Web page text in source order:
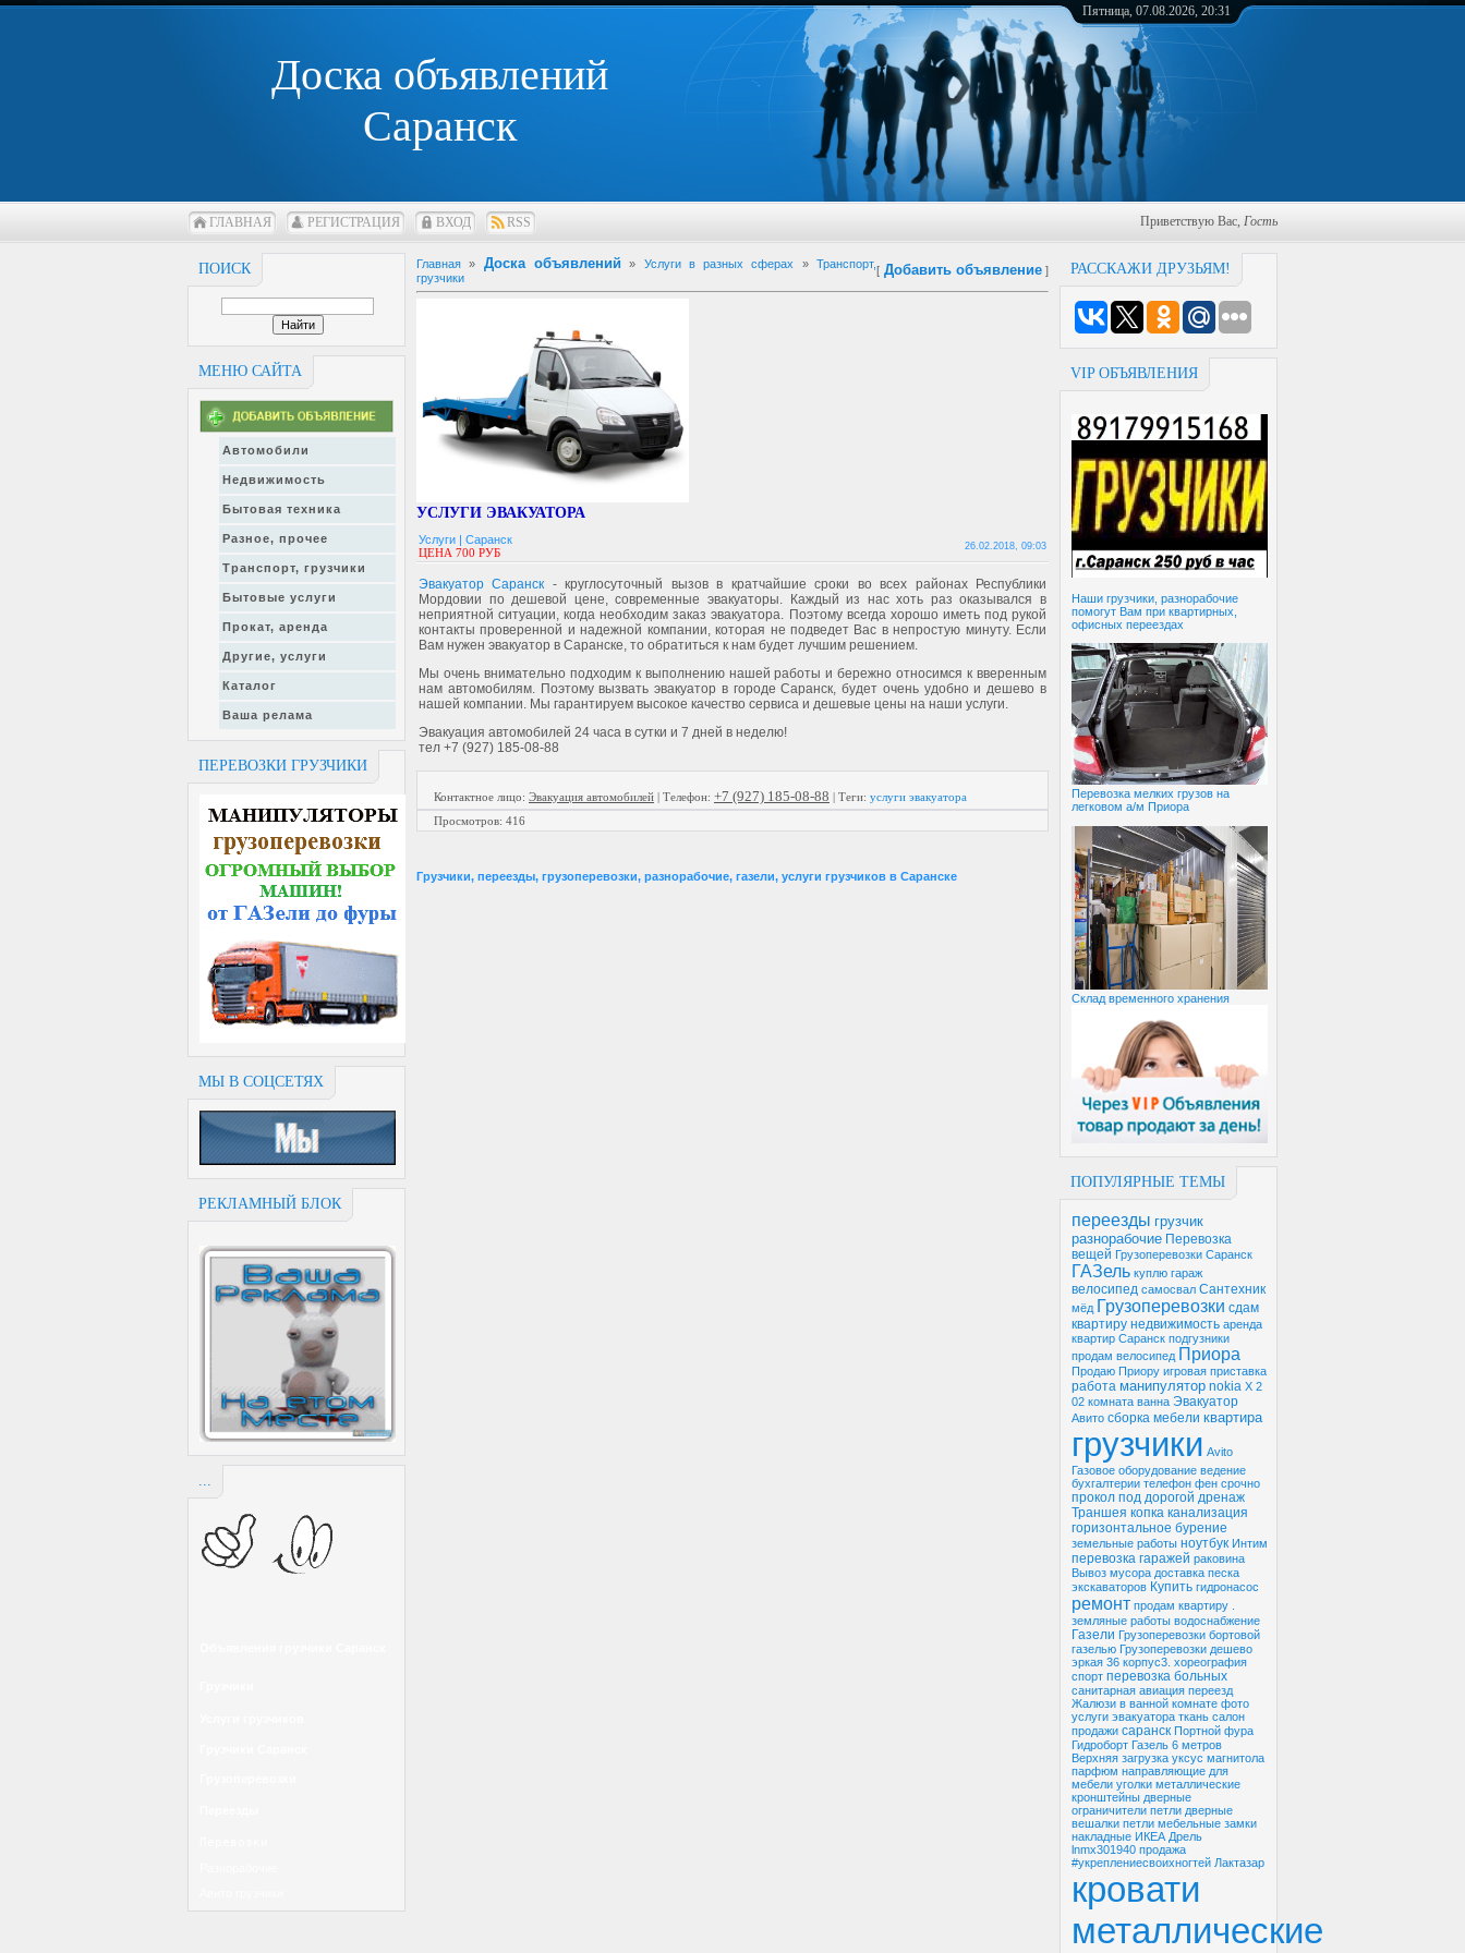
Доска объявлений
Саранск
Пятница, 07.08.2026, 20:31
ГЛАВНАЯ РЕГИСТРАЦИЯ ВХОД RSS Приветствую Вас, Гость
ПОИСК
МЕНЮ САЙТА
Автомобили
Недвижимость
Бытовая техника
Разное, прочее
Транспорт, грузчики
Бытовые услуги
Прокат, аренда
Другие, услуги
Каталог
Ваша релама
ПЕРЕВОЗКИ ГРУЗЧИКИ
МЫ В СОЦСЕТЯХ
РЕКЛАМНЫЙ БЛОК
...
РАССКАЖИ ДРУЗЬЯМ!
VIP ОБЪЯВЛЕНИЯ
Наши грузчики, разнорабочие
помогут Вам при квартирных,
офисных переездах
Перевозка мелких грузов на
легковом а/м Приора
Склад временного хранения
ПОПУЛЯРНЫЕ ТЕМЫ
переезды грузчик
разнорабочие Перевозка
вещей Грузоперевозки Саранск
ГАЗель куплю гараж
велосипед самосвал Сантехник
мёд Грузоперевозки сдам
квартиру недвижимость аренда
квартир Саранск подгузники
продам велосипед Приора
Продаю Приору игровая приставка
работа манипулятор nokia X 2
02 комната ванна Эвакуатор
Авито сборка мебели квартира
грузчики Avito
Газовое оборудование ведение
бухгалтерии телефон фен срочно
прокол под дорогой дренаж
Траншея копка канализация
горизонтальное бурение
земельные работы ноутбук Интим
перевозка гаражей раковина
Вывоз мусора доставка песка
экскаваторов Купить гидронасос
ремонт продам квартиру
земляные работы водоснабжение
Газели Грузоперевозки бортовой
газелью Грузоперевозки дешево
эркая 36 корпус3. хореография
спорт перевозка больных
санитарная авиация переезд
Жалюзи в ванной комнате фото
услуги эвакуатора ткань салон
продажи саранск Портной фура
Гидроборт Газель 6 метров
Верхняя загрузка уксус магнитола
парфюм направляющие для
мебели уголки металлические
кронштейны дверные
ограничители петли дверные
вешалки петли мебельные замки
накладные ИКЕА Дрель
lnmx301940 продажа
#укреплениесвоихногтей Лактазар
кровати
металлические
Главная » Доска объявлений » Услуги в разных сферах »Транспорт,
грузчики
[ Добавить объявление ]
УСЛУГИ ЭВАКУАТОРА
Услуги | Саранск
ЦЕНА 700 РУБ
26.02.2018, 09:03
Эвакуатор Саранск - круглосуточный вызов в кратчайшие сроки во всех районах Республики
Мордовии по дешевой цене, современные эвакуаторы. Каждый из нас хоть раз оказывался в
неприятной ситуации, когда необходим заказ эвакуатора. Поэтому всегда хорошо иметь под рукой
контакты проверенной и надежной компании, которая не подведет Вас в непростую минуту. Если
Вам нужен эвакуатор в Саранске, то обратиться к нам будет лучшим решением.
Мы очень внимательно подходим к выполнению нашей работы и бережно относимся к вверенным
нам автомобилям. Поэтому вызвать эвакуатор в городе Саранск, будет очень удобно и дешево в
нашей компании. Мы гарантируем высокое качество сервиса и дешевые цены на наши услуги.
Эвакуация автомобилей 24 часа в сутки и 7 дней в неделю!
тел +7 (927) 185-08-88
Контактное лицо: Эвакуация автомобилей | Телефон: +7 (927) 185-08-88 | Теги: услуги эвакуатора
Просмотров: 416
Грузчики, переезды, грузоперевозки, разнорабочие, газели, услуги грузчиков в Саранске